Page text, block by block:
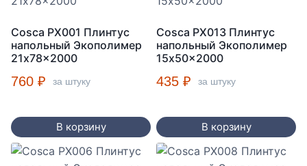
Cosca PX001 Плинтус
напольный Экополимер
21x78x2000
760 ₽ за штуку
В корзину
Cosca PX013 Плинтус
напольный Экополимер
15x50x2000
435 ₽ за штуку
В корзину